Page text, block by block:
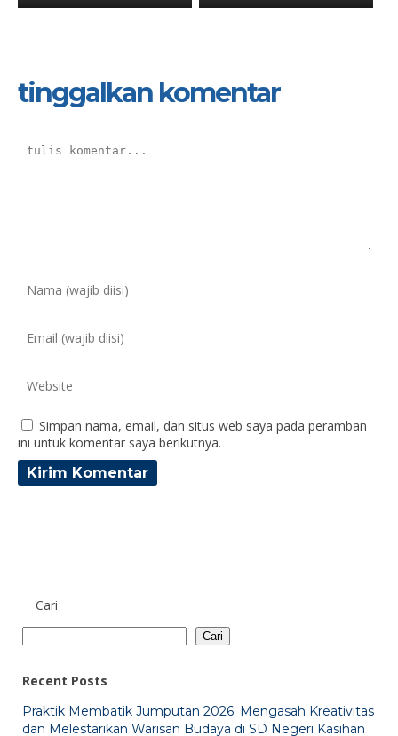
tinggalkan komentar
Simpan nama, email, dan situs web saya pada peramban
ini untuk komentar saya berikutnya.
Cari
Cari
Recent Posts
Praktik Membatik Jumputan 2026: Mengasah Kreativitas
dan Melestarikan Warisan Budaya di SD Negeri Kasihan